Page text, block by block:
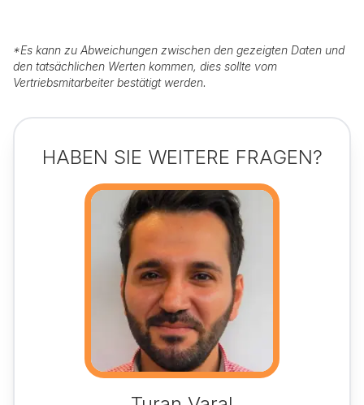
*Es kann zu Abweichungen zwischen den gezeigten Daten und
den tatsächlichen Werten kommen, dies sollte vom
Vertriebsmitarbeiter bestätigt werden.
HABEN SIE WEITERE FRAGEN?